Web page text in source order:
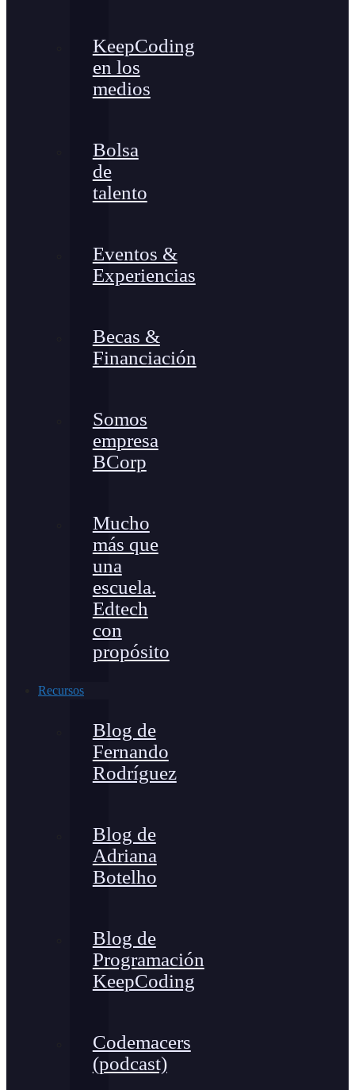
KeepCoding
en los
medios
Bolsa
de
talento
Eventos &
Experiencias
Becas &
Financiación
Somos
empresa
BCorp
Mucho
más que
una
escuela.
Edtech
con
propósito
Recursos
Blog de
Fernando
Rodríguez
Blog de
Adriana
Botelho
Blog de
Programación
KeepCoding
Codemacers
(podcast)